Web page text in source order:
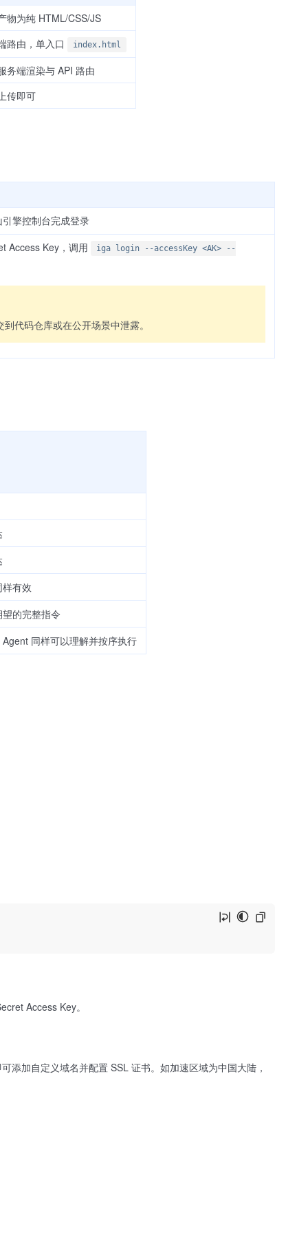
物为纯 HTML/CSS/JS
路由，单入口
index.html
务端渲染与 API 路由
传即可
擎控制台完成登录
Access Key，调用
iga login --accessKey <AK> --
代码仓库或在公开场景中泄露。
有效
的完整指令
同样可以理解并按序执行
Access Key。
添加自定义域名并配置 SSL 证书。如加速区域为中国大陆，